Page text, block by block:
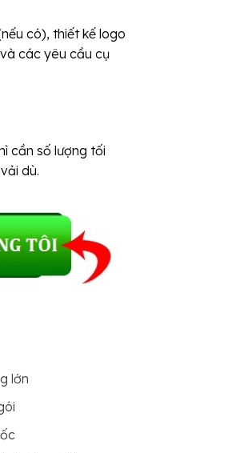
có), thiết kế logo
các yêu cầu cụ
cần số lượng tối
dù.
lớn